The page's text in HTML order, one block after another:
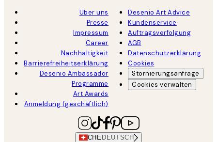
Über uns
Presse
Impressum
Career
Nachhaltigkeit
Barrierefreiheitserklärung
Desenio Ambassador
Programme
Art Awards
Anmeldung (geschäftlich)
Desenio Art Advice
Kundenservice
Auftragsverfolgung
AGB
Datenschutzerklärung
Cookies
Stornierungsanfrage
Cookies verwalten
CHE DEUTSCH